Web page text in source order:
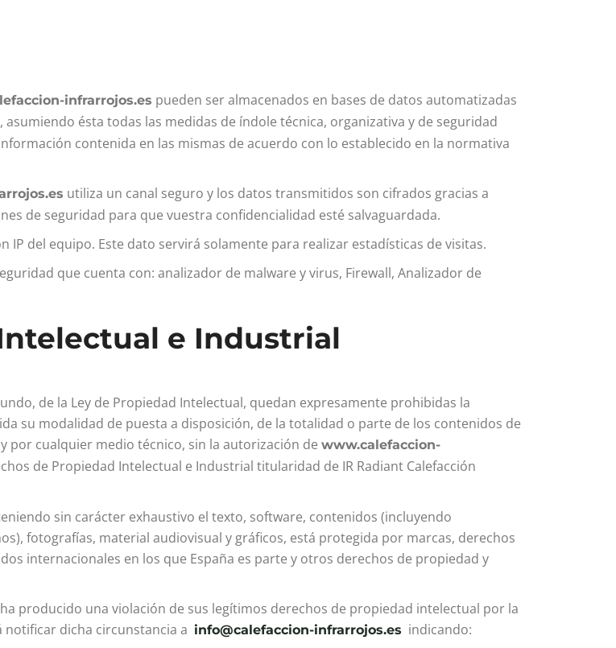
infrarrojos.es pueden ser almacenados en bases de datos automatizadas
, asumiendo ésta todas las medidas de índole técnica, organizativa y de seguridad
contenida en las mismas de acuerdo con lo establecido en la normativa
utiliza un canal seguro y los datos transmitidos son cifrados gracias a
de seguridad para que vuestra confidencialidad esté salvaguardada.
del equipo. Este dato servirá solamente para realizar estadísticas de visitas.
que cuenta con: analizador de malware y virus, Firewall, Analizador de
e Industrial
de la Ley de Propiedad Intelectual, quedan expresamente prohibidas la
su modalidad de puesta a disposición, de la totalidad o parte de los contenidos de
por cualquier medio técnico, sin la autorización de www.calefaccion-
de Propiedad Intelectual e Industrial titularidad de IR Radiant Calefacción
sin carácter exhaustivo el texto, software, contenidos (incluyendo
fotografías, material audiovisual y gráficos, está protegida por marcas, derechos
internacionales en los que España es parte y otros derechos de propiedad y
producido una violación de sus legítimos derechos de propiedad intelectual por la
dicha circunstancia a info@calefaccion-infrarrojos.es indicando: